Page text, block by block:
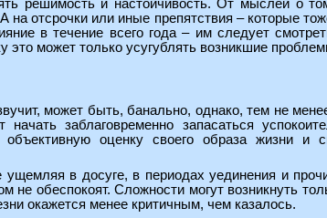
решимость и настойчивость. От мыслей о
на отсрочки или иные препятствия – которые
в течение всего года – им следует
это может только усугублять возникшие
может быть, банально, однако, тем не
заблаговременно запасаться
оценку своего образа жизни и
в досуге, в периодах уединения и
обеспокоят. Сложности могут возникнуть
окажется менее критичным, чем казалось.